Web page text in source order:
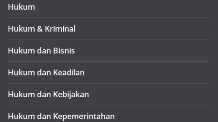
Hukum
Hukum & Kriminal
Hukum dan Bisnis
Hukum dan Keadilan
Hukum dan Kebijakan
Hukum dan Kepemerintahan